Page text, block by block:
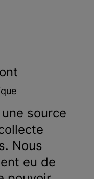
source
Nous
eu de